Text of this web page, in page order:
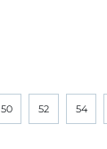
50 52 54